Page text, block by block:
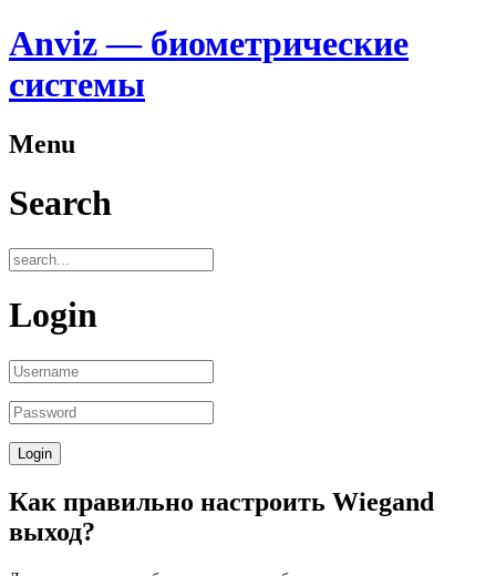
Anviz — биометрические
системы
Menu
Search
Login
Как правильно настроить Wiegand
выход?